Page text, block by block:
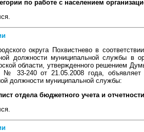
по работе с населением
округа Похвистнево в
должности муниципальной службы в
области, утвержденного решением
№ 33-240 от 21.05.2008 года,
должности муниципальной службы:
отдела бюджетного учета и